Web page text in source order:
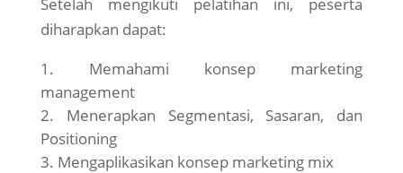
diharapkan dapat:
Memahami konsep marketing
management
Menerapkan Segmentasi, Sasaran, dan
Positioning
Mengaplikasikan konsep marketing mix